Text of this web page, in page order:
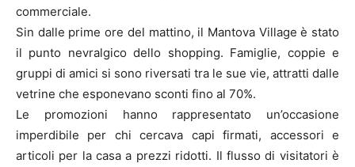
commerciale.
Sin dalle prime ore del mattino, il Mantova Village è stato
il punto nevralgico dello shopping. Famiglie, coppie e
gruppi di amici si sono riversati tra le sue vie, attratti dalle
vetrine che esponevano sconti fino al 70%.
Le promozioni hanno rappresentato un’occasione
imperdibile per chi cercava capi firmati, accessori e
articoli per la casa a prezzi ridotti. Il flusso di visitatori è